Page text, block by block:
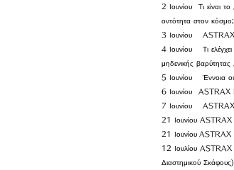
2 Ιουνίου
Τι είναι
οντότητα στον
3 Ιουνίου
ASTRAX
4 Ιουνίου
Τι
μηδενικής
5 Ιουνίου
Έννοια
6 Ιουνίου
ASTRAX
7 Ιουνίου
21 Ιουνίου
21 Ιουνίου ASTRAX
12 Ιουλίου
Διαστημικού Σκάφους)